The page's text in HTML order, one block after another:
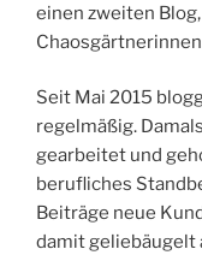
einen zweiten
Seit Mai 2015
regelmäßig.
gearbeitet und
berufliches
Beiträge neue
damit geliebäugelt